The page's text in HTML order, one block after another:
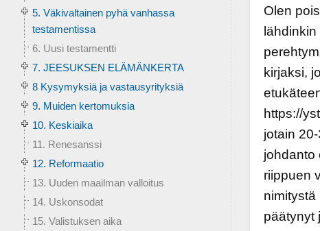
Olen
kirjaksi,
https://
jotain
johdanto
riippuen
nimitystä
päätynyt
5. Väkivaltainen pyhä vanhassa
testamentissa
6. Uusi testamentti
7. JEESUKSEN ELÄMÄNKERTA
8 Kysymyksiä ja vastausyrityksiä
9. Muiden kertomuksia
10. Keskiaika
11. Renesanssi
12. Reformaatio
13. Uuden maailman valloitus
14. Uskonsodat
15. Valistuksen aika